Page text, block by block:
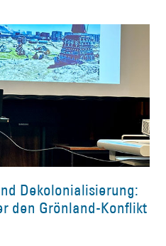
Dekolonialisierung:
den Grönland-Konflikt